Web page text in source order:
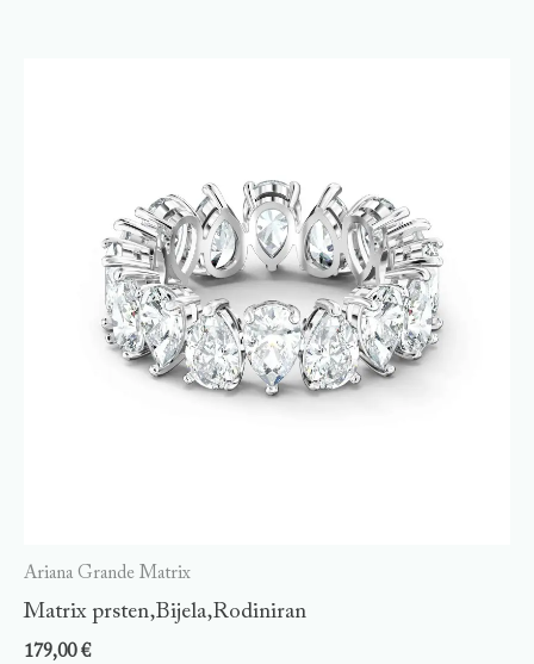
Ariana Grande Matrix
Matrix prsten,Bijela,Rodiniran
179,00€